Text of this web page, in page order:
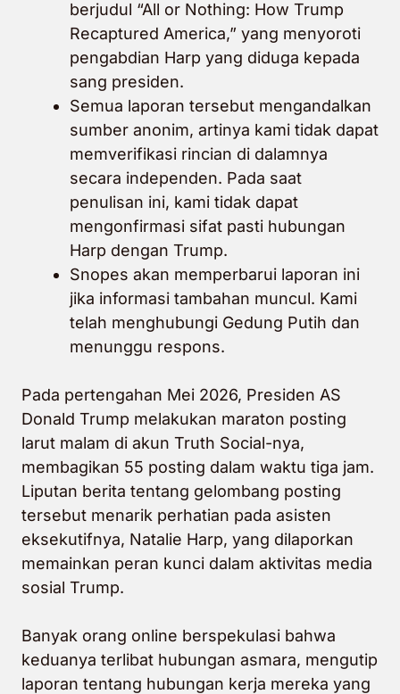
berjudul “All or Nothing: How Trump
Recaptured America,” yang menyoroti
pengabdian Harp yang diduga kepada
sang presiden.
Semua laporan tersebut mengandalkan
sumber anonim, artinya kami tidak dapat
memverifikasi rincian di dalamnya
secara independen. Pada saat
penulisan ini, kami tidak dapat
mengonfirmasi sifat pasti hubungan
Harp dengan Trump.
Snopes akan memperbarui laporan ini
jika informasi tambahan muncul. Kami
telah menghubungi Gedung Putih dan
menunggu respons.
Pada pertengahan Mei 2026, Presiden AS
Donald Trump melakukan maraton posting
larut malam di akun Truth Social-nya,
membagikan 55 posting dalam waktu tiga jam.
Liputan berita tentang gelombang posting
tersebut menarik perhatian pada asisten
eksekutifnya, Natalie Harp, yang dilaporkan
memainkan peran kunci dalam aktivitas media
sosial Trump.
Banyak orang online berspekulasi bahwa
keduanya terlibat hubungan asmara, mengutip
laporan tentang hubungan kerja mereka yang